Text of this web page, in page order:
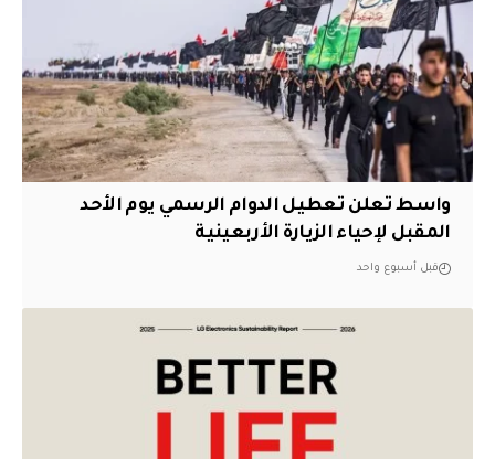
واسط تعلن تعطيل الدوام الرسمي يوم الأحد
المقبل لإحياء الزيارة الأربعينية
قبل أسبوع واحد